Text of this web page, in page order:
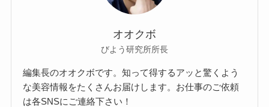
オオクボ
びよう研究所所長
編集長のオオクボです。知って得するアッと驚くよう
な美容情報をたくさんお届けします。お仕事のご依頼
は各SNSにご連絡下さい！